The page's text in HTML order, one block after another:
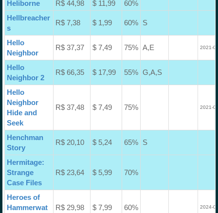
Heliborne R$ 44,98 $ 11,99
60%
Hellbreacher
s
R$ 7,38 $ 1,99 60% S
Hello
Neighbor
R$ 37,37 $ 7,49 75% A,E 2021-
Hello
Neighbor 2
R$ 66,35 $ 17,99 55% G,A,S
Hello
Neighbor
Hide and
Seek
R$ 37,48 $ 7,49 75% 2021-
Henchman
Story
R$ 20,10 $ 5,24 65% S
Hermitage:
Strange
Case Files
R$ 23,64 $ 5,99 70%
Heroes of
Hammerwat
R$ 29,98 $ 7,99 60% 2024-